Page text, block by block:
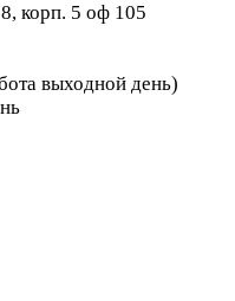
корп. 5 оф 105
выходной день)